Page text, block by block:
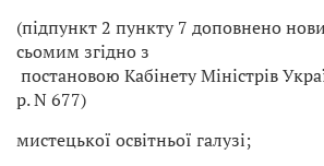
(підпункт 2 пункту 7 доповнено
сьомим згідно з
постановою Кабінету Міністрів
р. N 677)
мистецької освітньої галузі;